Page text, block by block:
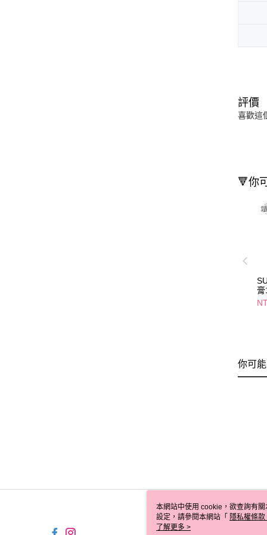
評價
喜歡這
🔻你
膏
你可
本網站中使用 cookie，欲查詢有
設定，請參閱本網站「 隱私權條款
使用 cookie。
了解更多 >